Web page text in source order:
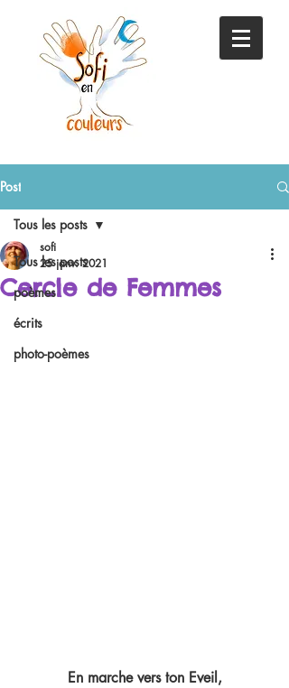
Post
Tous les posts
poèmes
écrits
photo-poèmes
Tous les posts
Cercle de Femmes
sofi
25 janv. 2021
En marche vers ton Eveil,